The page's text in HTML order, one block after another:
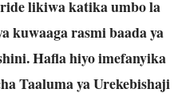
likiwa katika umbo la
kuwaaga rasmi baada ya
Hafla hiyo imefanyika
Taaluma ya Urekebishaji